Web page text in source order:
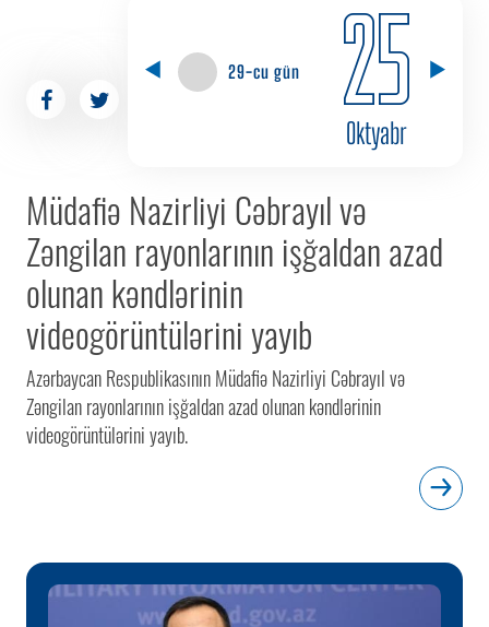
29-cu gün 25
Oktyabr
Müdafiə Nazirliyi Cəbrayıl və
Zəngilan rayonlarının işğaldan azad
olunan kəndlərinin
videogörüntülərini yayıb
Azərbaycan Respublikasının Müdafiə Nazirliyi Cəbrayıl və
Zəngilan rayonlarının işğaldan azad olunan kəndlərinin
videogörüntülərini yayıb.